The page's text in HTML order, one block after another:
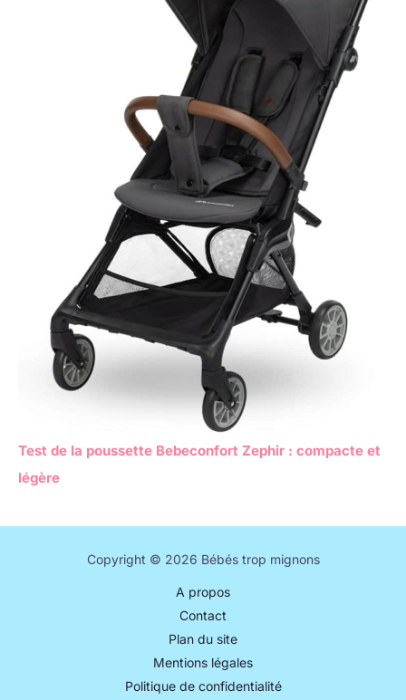
Test de la poussette Bebeconfort Zephir : compacte et
légère
Copyright © 2026 Bébés trop mignons
A propos
Contact
Plan du site
Mentions légales
Politique de confidentialité